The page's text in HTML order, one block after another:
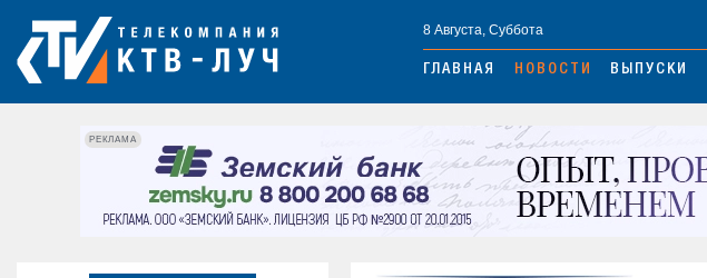
8 Августа, Суббота
ГЛАВНАЯ НОВОСТИ ВЫПУСКИ
РЕКЛАМА